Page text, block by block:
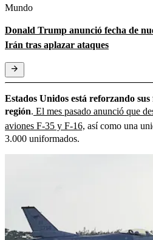
Mundo
Donald Trump anunció fecha de
Irán tras aplazar ataques
Estados Unidos está reforzando
región. El mes pasado anunció que
aviones F-35 y F-16, así como una
3.000 uniformados.